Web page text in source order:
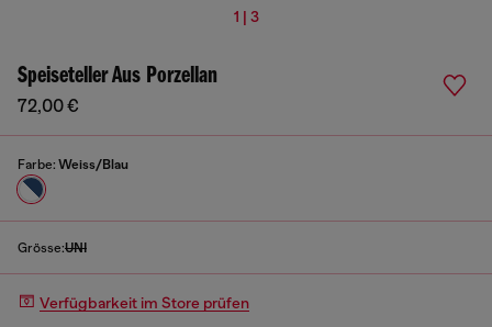
1 | 3
Speiseteller Aus Porzellan
72,00 €
Farbe: Weiss/Blau
Grösse:UNI
Verfügbarkeit im Store prüfen